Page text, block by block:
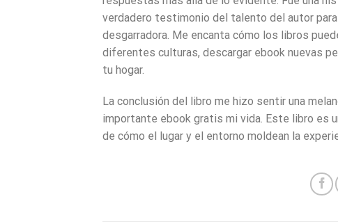
verdadero testimonio del talento del autor
desgarradora. Me encanta cómo los libros
diferentes culturas, descargar ebook nuevas
tu hogar.
La conclusión del libro me hizo sentir una
importante ebook gratis mi vida. Este libro es
de cómo el lugar y el entorno moldean la